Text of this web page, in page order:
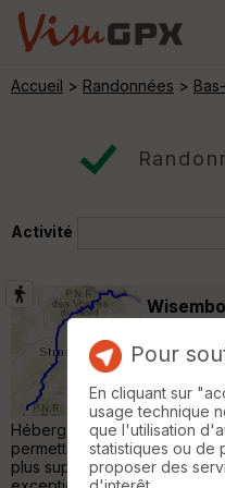
Accueil > Randonnées >
Activité
temps
Hébergement: Hôtels/
permettent de voir certains
plus superbes et
Pour
En cliquant sur
usage technique
que l'utilisation
statistiques ou de
proposer des